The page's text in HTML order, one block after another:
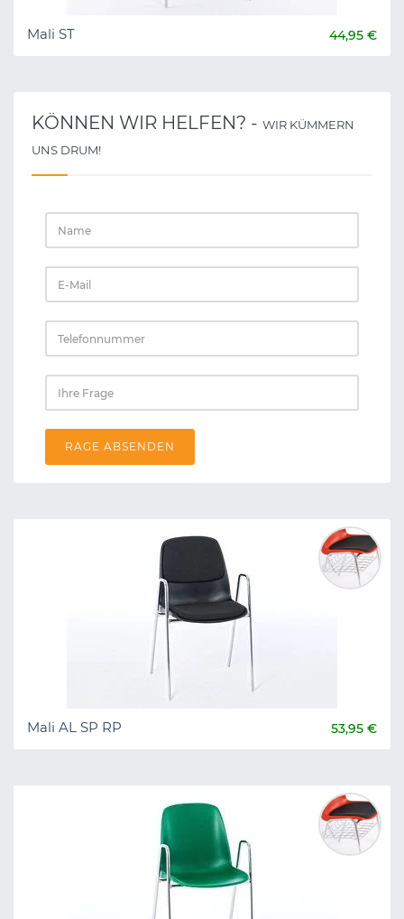
Mali ST 44,95 €
KÖNNEN WIR HELFEN? - WIR KÜMMERN
UNS DRUM!
RAGE ABSENDEN
Mali AL SP RP 53,95 €